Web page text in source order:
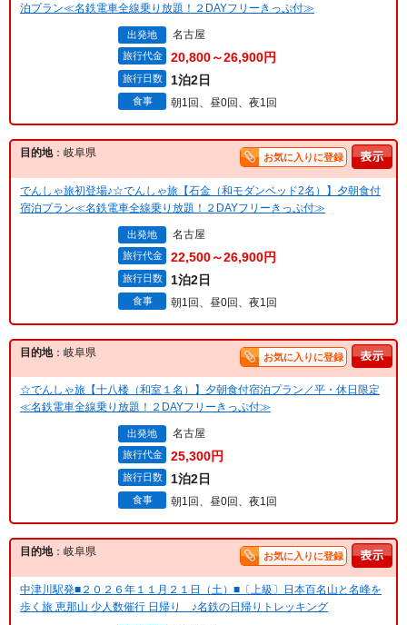
泊プラン≪名鉄電車全線乗り放題！２DAYフリーきっぷ付≫
出発地 名古屋
旅行代金 20,800～26,900円
旅行日数 1泊2日
食事 朝1回、昼0回、夜1回
目的地：岐阜県 お気に入りに登録
でんしゃ旅初登場♪☆でんしゃ旅【石金（和モダンベッド2名）】夕朝食付
宿泊プラン≪名鉄電車全線乗り放題！２DAYフリーきっぷ付≫
出発地 名古屋
旅行代金 22,500～26,900円
旅行日数 1泊2日
食事 朝1回、昼0回、夜1回
目的地：岐阜県 お気に入りに登録
☆でんしゃ旅【十八楼（和室１名）】夕朝食付宿泊プラン／平・休日限定
≪名鉄電車全線乗り放題！２DAYフリーきっぷ付≫
出発地 名古屋
旅行代金 25,300円
旅行日数 1泊2日
食事 朝1回、昼0回、夜1回
目的地：岐阜県 お気に入りに登録
中津川駅発■２０２６年１１月２１日（土）■〔上級〕日本百名山と名峰を
歩く旅 恵那山 少人数催行 日帰り ♪名鉄の日帰りトレッキング